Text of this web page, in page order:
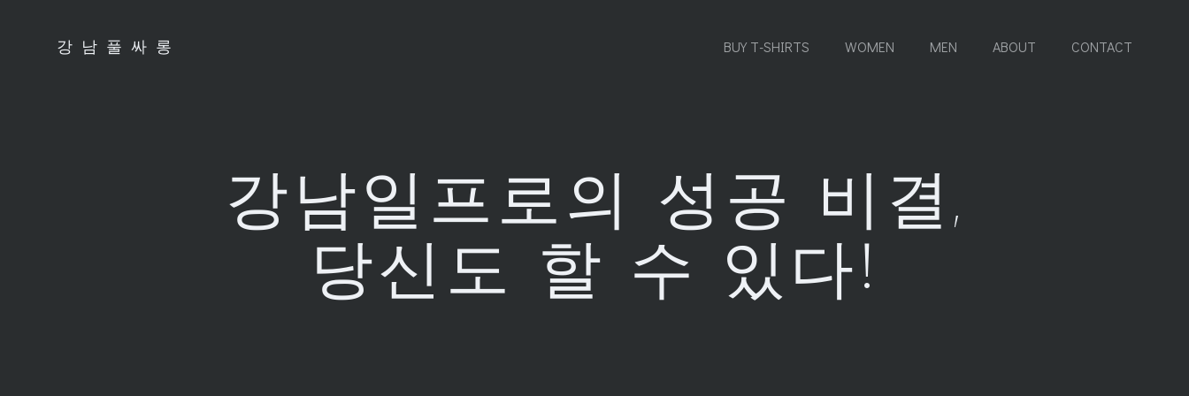
강남풀싸롱 BUY T-SHIRTS WOMEN MEN ABOUT CONTACT
강남일프로의 성공 비결,
당신도 할 수 있다!